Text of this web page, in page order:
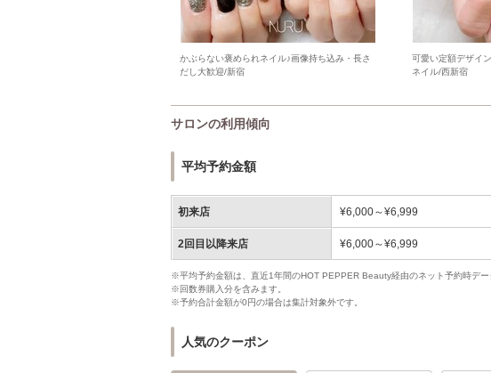
かぶらない褒められネイル♪画像持ち込み・長さ
だし大歓迎/新宿
可愛い定額デザイ
ネイル/西新宿
サロンの利用傾向
平均予約金額
初来店 ¥6,000～¥6,999
2回目以降来店 ¥6,000～¥6,999
※平均予約金額は、直近1年間のHOT PEPPER Beauty経由のネット予約時デー
※回数券購入分を含みます。
※予約合計金額が0円の場合は集計対象外です。
人気のクーポン